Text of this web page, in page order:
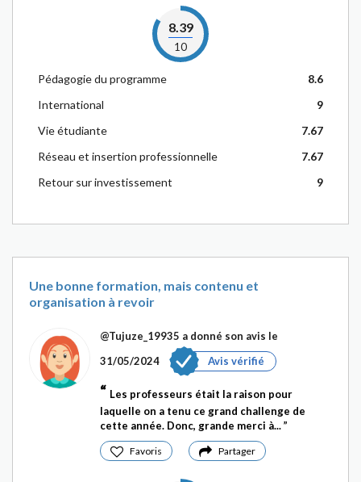
8.39
10
Pédagogie du programme
8.6
International
9
Vie étudiante
7.67
Réseau et insertion professionnelle
7.67
Retour sur investissement
9
Une bonne formation, mais contenu et
organisation à revoir
@Tujuze_19935 a donné son avis le
31/05/2024
Avis vérifié
Les professeurs était la raison pour
laquelle on a tenu ce grand challenge de
cette année. Donc, grande merci à...
Favoris Partager